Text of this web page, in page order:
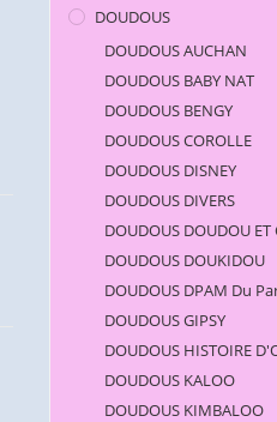
DOUDOUS
DOUDOUS AUCHAN
DOUDOUS BABY NAT
DOUDOUS BENGY
DOUDOUS COROLLE
DOUDOUS DISNEY
DOUDOUS DIVERS
DOUDOUS DOUDOU
DOUDOUS DOUKIDOU
DOUDOUS DPAM Du
DOUDOUS GIPSY
DOUDOUS HISTOIRE
DOUDOUS KALOO
DOUDOUS KIMBALOO